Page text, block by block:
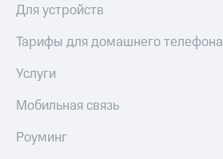
Для устройств
Тарифы для домашнего телефона
Услуги
Мобильная связь
Роуминг